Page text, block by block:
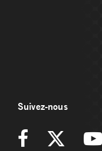
Suivez-nous